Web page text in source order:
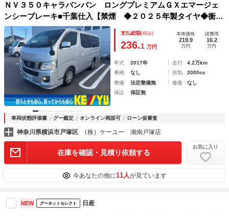
ＮＶ３５０キャラバンバン ロングプレミアムＧＸエマージェ
ンシーブレーキ■千葉仕入【禁煙 ◆２０２５年製タイヤ◆衝突
軽減◆純正ＳＤナビ◆ＥＴＣ◆ドラレコ◆ツインエアコン◆エ
アロ】【フォグ◆オートライト◆電格ミラー◆スマートキー】
【ＣＤ／ＤＶＤ／ＢＴ／フルセグＴＶ◆スペアタイヤ◆スペア
キー】
支払総額(税込)
236.1 万円
本体価格
219.9
万円
諸費用
16.2
万円
年式 2017年 走行
4.2万km
車検
なし 排気
2000cc
整備
法定整備無 修復
なし
保証
保証無
車両状態評価書 グー鑑定 オンライン商談可 ローン仮審査
神奈川県横浜市戸塚区 （株）ケーユー 湘南戸塚店
在庫を確認・見積り依頼する
お気に入り
今あなたの他に11人が見ています
NEW グーネットセレクト 日産